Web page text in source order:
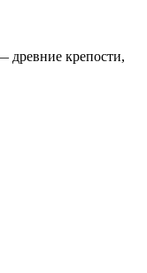
древние крепости,